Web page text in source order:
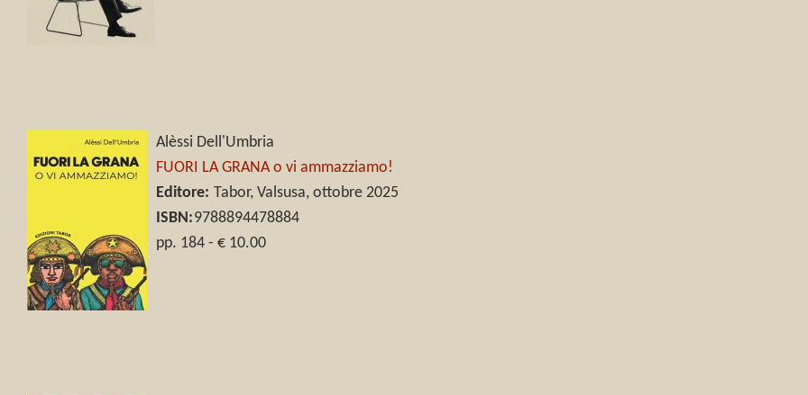
Alèssi Dell'Umbria
FUORI LA GRANA o vi ammazziamo!
Editore: Tabor, Valsusa, ottobre 2025
ISBN:9788894478884
pp. 184 - € 10.00